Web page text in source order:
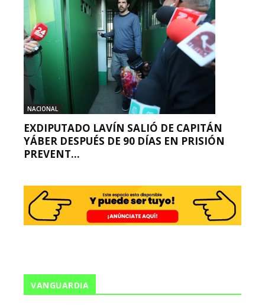
NACIONAL
EXDIPUTADO LAVÍN SALIÓ DE CAPITÁN
YÁBER DESPUÉS DE 90 DÍAS EN PRISIÓN
PREVENT...
VANGUARDIA